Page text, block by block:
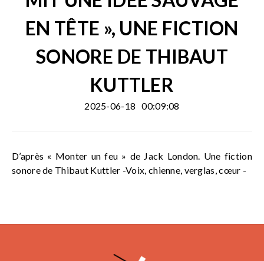
EN TÊTE », UNE FICTION
SONORE DE THIBAUT
KUTTLER
2025-06-18 00:09:08
D’après « Monter un feu » de Jack London. Une fiction
sonore de Thibaut Kuttler -Voix, chienne, verglas, cœur -